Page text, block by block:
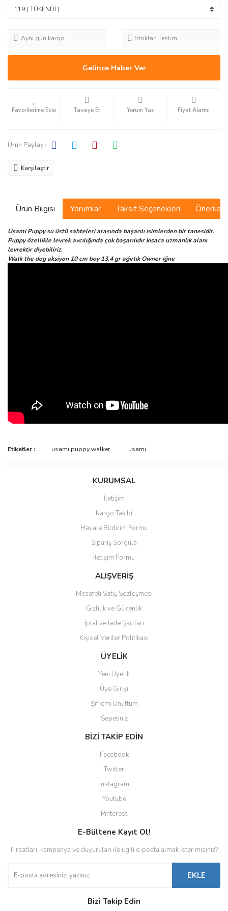
Aynı gün kargo Stoktan Teslim
Gelince Haber Ver
Tavsiye Et Yorum Yaz Fiyat Alarmı
Ürün Paylaş :
Karşılaştır
Ürün Bilgisi Yorumlar Taksit Seçenekleri
Usami Puppy su üstü sahteleri arasında başarılı isimlerden bir tanesidir.
Puppy özellikle levrek avcılığında çok başarılıdır kısaca uzmanlık alanı
levrektir diyebiliriz.
Walk the dog aksiyon 10 cm boy 13,4 gr ağırlık Owner iğne
Yorum Yaz
Bu ürünün fiyat bilgisi, resim, ürün açıklamalarında ve diğer
Görüş ve önerileriniz için teşekkür ederiz.
Ürün resmi kalitesiz, bozuk veya görüntülenemiyor.
Ürün açıklamasında eksik bilgiler bulunuyor.
Ürün bilgilerinde hatalar bulunuyor.
Ürün fiyatı diğer sitelerden daha pahalı.
Bu ürüne benzer farklı alternatifler olmalı.
Gönder
Etiketler : usami puppy walker usami
KURUMSAL
İletişim
Kargo Takibi
Havale Bildirim Formu
Sipariş Sorgula
İletişim Formu
ALIŞVERİŞ
Mesafeli Satış Sözleşmesi
Gizlilik ve Güvenlik
İptal ve İade Şartları
Kişisel Veriler Politikası
ÜYELİK
Yeni Üyelik
Üye Girişi
Şifremi Unuttum
Sepetiniz
BİZİ TAKİP EDİN
Facebook
Twitter
Instagram
Youtube
Pinterest
E-Bültene Kayıt Ol!
Fırsatları, kampanya ve duyuruları ile ilgili e-posta almak ister misiniz?
EKLE
Bizi Takip Edin